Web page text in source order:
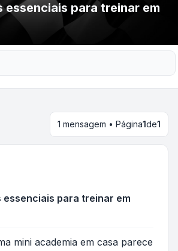
essenciais para treinar em
avançada
1 mensagem • Página1de1
essenciais para treinar em
mini academia em casa parece